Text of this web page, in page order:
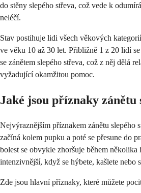
do stěny slepého střeva, což vede k
neléčí.
Stav postihuje lidi všech věkových
ve věku 10 až 30 let. Přibližně 1 z 20 lidí
se zánětem slepého střeva, což z něj dělá
vyžadující okamžitou pomoc.
Jaké jsou příznaky zánětu
Nejvýraznějším příznakem zánětu slepého
začíná kolem pupku a poté se přesune do
bolest se obvykle zhoršuje během několika
intenzivnější, když se hýbete, kašlete nebo
Zde jsou hlavní příznaky, které můžete